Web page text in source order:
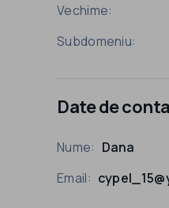
Vechime:
Subdomeniu:
Date de
Nume: Dana
Email: